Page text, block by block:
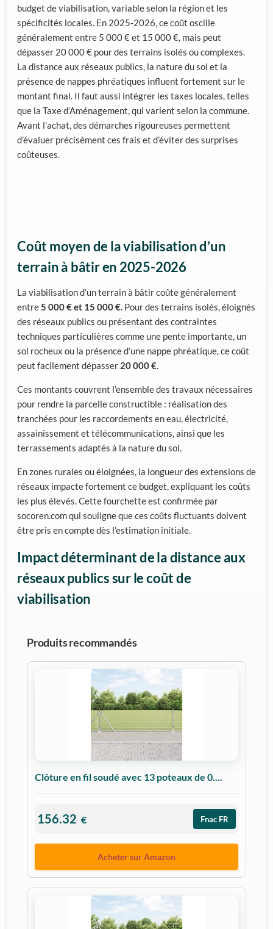
budget de viabilisation, variable selon la région et les
spécificités locales. En 2025-2026, ce coût oscille
généralement entre 5 000 € et 15 000 €, mais peut
dépasser 20 000 € pour des terrains isolés ou complexes.
La distance aux réseaux publics, la nature du sol et la
présence de nappes phréatiques influent fortement sur le
montant final. Il faut aussi intégrer les taxes locales, telles
que la Taxe d’Aménagement, qui varient selon la commune.
Avant l’achat, des démarches rigoureuses permettent
d’évaluer précisément ces frais et d’éviter des surprises
coûteuses.
Coût moyen de la viabilisation d’un
terrain à bâtir en 2025-2026
La viabilisation d’un terrain à bâtir coûte généralement
entre5 000 € et 15 000 €. Pour des terrains isolés, éloignés
des réseaux publics ou présentant des contraintes
techniques particulières comme une pente importante, un
sol rocheux ou la présence d’une nappe phréatique, ce coût
peut facilement dépasser 20 000 €.
Ces montants couvrent l’ensemble des travaux nécessaires
pour rendre la parcelle constructible : réalisation des
tranchées pour les raccordements en eau, électricité,
assainissement et télécommunications, ainsi que les
terrassements adaptés à la nature du sol.
En zones rurales ou éloignées, la longueur des extensions de
réseaux impacte fortement ce budget, expliquant les coûts
les plus élevés. Cette fourchette est confirmée par
socoren.com qui souligne que ces coûts fluctuants doivent
être pris en compte dès l’estimation initiale.
Impact déterminant de la distance aux
réseaux publics sur le coût de
viabilisation
Produits recommandés
Clôture en fil soudé avec 13 poteaux de 0....
156.32 € Fnac FR
Acheter sur Amazon